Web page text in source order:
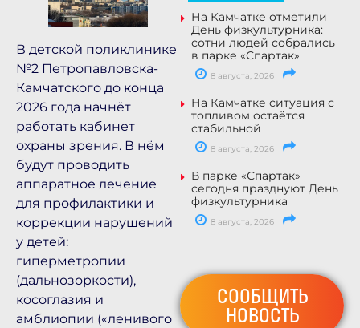
В детской поликлинике
№2 Петропавловска-
Камчатского до конца
2026 года начнёт
работать кабинет
охраны зрения. В нём
будут проводить
аппаратное лечение
для профилактики и
коррекции нарушений
у детей:
гиперметропии
(дальнозоркости),
косоглазия и
амблиопии («ленивого
На Камчатке отметили
День физкультурника:
сотни людей собрались
в парке «Спартак»
8 августа, 2026
На Камчатке ситуация с
топливом остаётся
стабильной
8 августа, 2026
В парке «Спартак»
сегодня празднуют День
физкультурника
8 августа, 2026
СООБЩИТЬ
НОВОСТЬ